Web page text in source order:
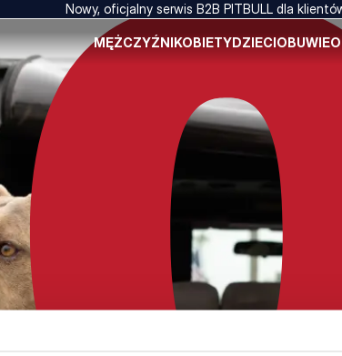
Nowy, oficjalny serwis B2B PITBULL dla
MĘŻCZYŹNIKOBIETYDZIECIOBUWIE